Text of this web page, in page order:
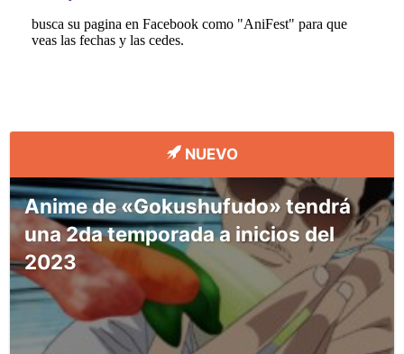
NUEVO
Anime de «Gokushufudo» tendrá
una 2da temporada a inicios del
2023